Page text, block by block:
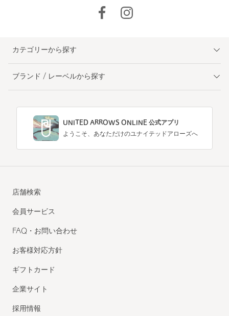
カテゴリーから探す
ブランド / レーベルから探す
UNITED ARROWS ONLINE 公式アプリ
ようこそ、あなただけのユナイテッドアローズへ
店舗検索
会員サービス
FAQ・お問い合わせ
お客様対応方針
ギフトカード
企業サイト
採用情報